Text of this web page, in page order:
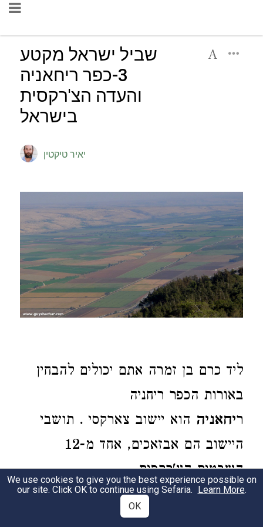
שביל ישראל מקטע
3-כפר ריחאניה
והעדה הצ'רקסית
בישראל
יאיר טיקטין
ליד כרם בן זמרה אתם יכולים להבחין
באורות הכפר ריחניה
ריחאניה הוא יישוב צארקסי . תושבי
היישוב הם אבזאכים, אחד מ-12
השבטים הצ'רקסים.
לצרקסים יש היסטוריה מפוארת והיתה
להם ממלכה עצמאית בקווקז כבר
We use cookies to give you the best experience possible on
our site. Click OK to continue using Sefaria. Learn More.
OK